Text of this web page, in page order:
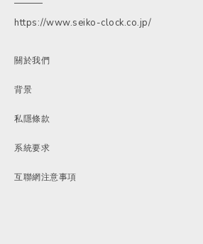
https://www.seiko-clock.co.jp/
關於我們
背景
私隱條款
系統要求
互聯網注意事項